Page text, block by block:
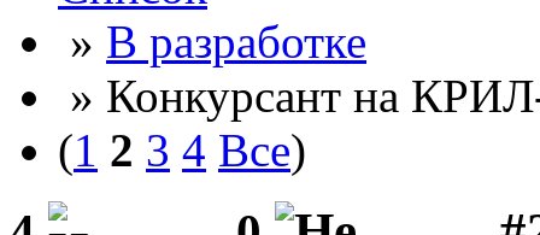
» В разработке
» Конкурсант на
(1 2 3 4 Все)